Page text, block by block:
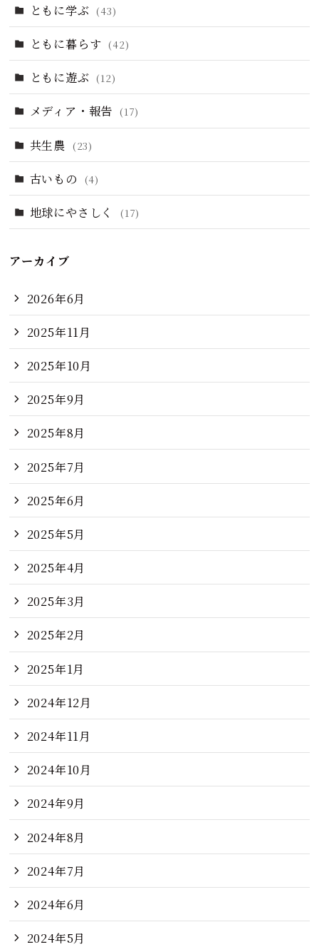
ともに学ぶ (43)
ともに暮らす (42)
ともに遊ぶ (12)
メディア・報告 (17)
共生農 (23)
古いもの (4)
地球にやさしく (17)
アーカイブ
2026年6月
2025年11月
2025年10月
2025年9月
2025年8月
2025年7月
2025年6月
2025年5月
2025年4月
2025年3月
2025年2月
2025年1月
2024年12月
2024年11月
2024年10月
2024年9月
2024年8月
2024年7月
2024年6月
2024年5月